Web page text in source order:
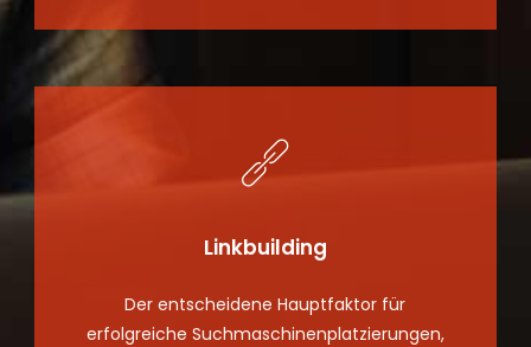
Linkbuilding
Der entscheidene Hauptfaktor für
erfolgreiche Suchmaschinenplatzierungen,